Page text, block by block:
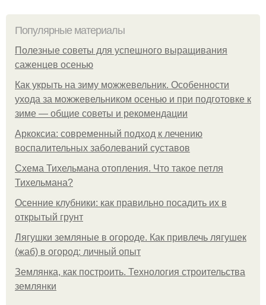
Популярные материалы
Полезные советы для успешного выращивания
саженцев осенью
Как укрыть на зиму можжевельник. Особенности
ухода за можжевельником осенью и при подготовке к
зиме — общие советы и рекомендации
Аркоксиа: современный подход к лечению
воспалительных заболеваний суставов
Схема Тихельмана отопления. Что такое петля
Тихельмана?
Осенние клубники: как правильно посадить их в
открытый грунт
Лягушки земляные в огороде. Как привлечь лягушек
(жаб) в огород: личный опыт
Землянка, как построить. Технология строительства
землянки